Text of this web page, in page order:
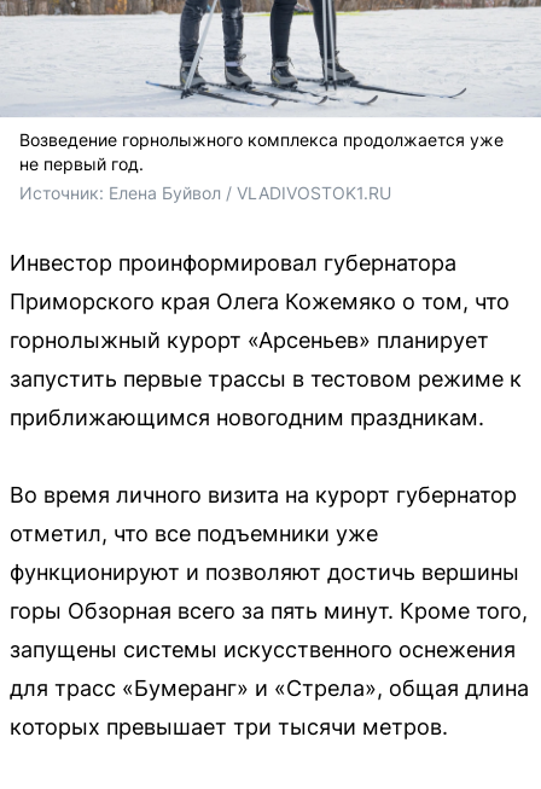
Возведение горнолыжного комплекса продолжается уже
не первый год.
Источник: Елена Буйвол / VLADIVOSTOK1.RU
Инвестор проинформировал губернатора
Приморского края Олега Кожемяко о том, что
горнолыжный курорт «Арсеньев» планирует
запустить первые трассы в тестовом режиме к
приближающимся новогодним праздникам.
Во время личного визита на курорт губернатор
отметил, что все подъемники уже
функционируют и позволяют достичь вершины
горы Обзорная всего за пять минут. Кроме того,
запущены системы искусственного оснежения
для трасс «Бумеранг» и «Стрела», общая длина
которых превышает три тысячи метров.